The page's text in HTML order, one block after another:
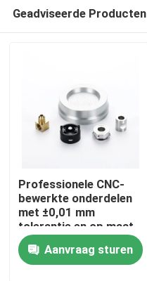
Thuis
Producten
Geadviseerde Producten
Professionele CNC-
bewerkte onderdelen
met ±0,01 mm
tolerantie en op maat
gemaakte
platingoplossingen
Aanvraag sturen